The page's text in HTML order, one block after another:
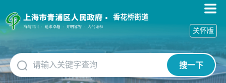
障
碍
作
说
明
跳
香花桥街道
搜一下
关怀版